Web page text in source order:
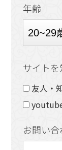
年齢
サイト
友人・
お問い